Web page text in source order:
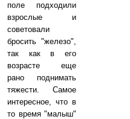
поле подходили
взрослые и
советовали
бросить "железо",
так как в его
возрасте еще
рано поднимать
тяжести. Самое
интересное, что в
то время "малыш"